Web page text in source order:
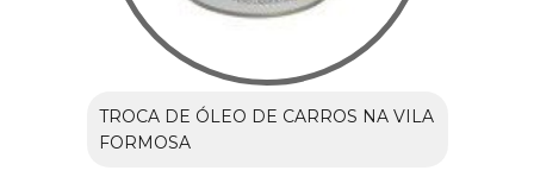
TROCA DE ÓLEO DE CARROS NA VILA
FORMOSA